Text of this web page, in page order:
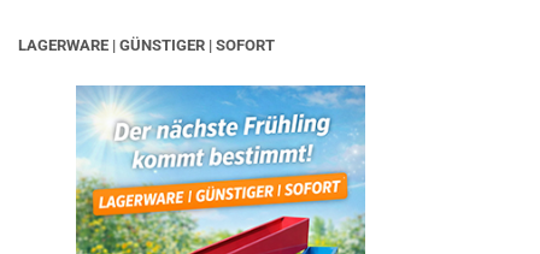
LAGERWARE | GÜNSTIGER | SOFORT